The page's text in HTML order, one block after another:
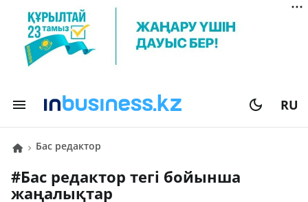
RU
бас редактор
# бас редактор тегі бойынша
жаңалықтар